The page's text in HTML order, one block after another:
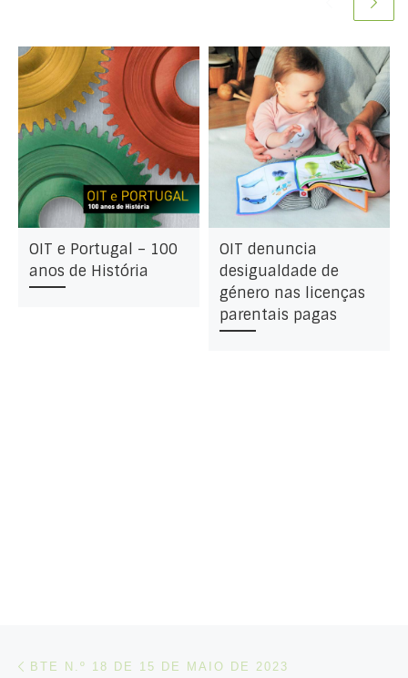
OIT e Portugal – 100
anos de História
OIT denuncia
desigualdade de
género nas licenças
parentais pagas
Post navigation
BTE N.º 18 DE 15 DE MAIO DE 2023